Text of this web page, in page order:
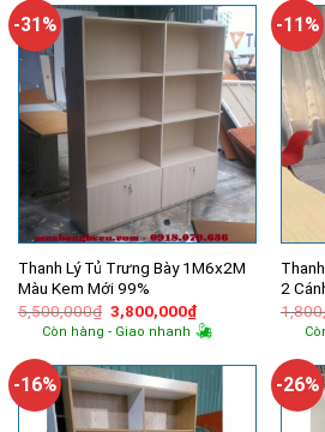
4,000,000₫.
-31%
Thanh Lý Tủ Trưng Bày 1M6x2M
Màu Kem Mới 99%
5,500,000₫ Giá
gốc
là:
3,800,000₫Giá
hiện
tại
3,800,000₫.
Còn hàng - Giao nhanh
-11%
2
-16% -26%